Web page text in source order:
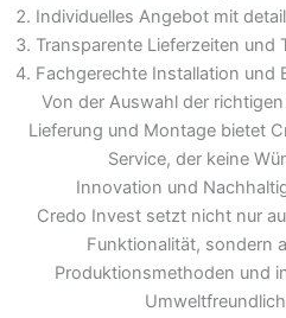
Individuelles Angebot mit
Transparente Lieferzeiten und
Fachgerechte Installation und
Von der Auswahl der
Lieferung und Montage bietet
Service, der keine
Innovation und
Credo Invest setzt nicht nur
Funktionalität, sondern
Produktionsmethoden und